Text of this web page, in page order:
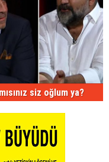
siz oğlum ya?